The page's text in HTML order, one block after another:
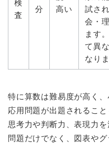
検
査
分
高い
試さ
会・
ます
て異
なりま
特に算数は難易度が高く
応用問題が出題されるこ
思考力や判断力、表現力
問題だけでなく、図表や